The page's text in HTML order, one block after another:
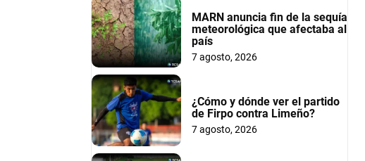
MARN anuncia fin de la sequía
meteorológica que afectaba al
país
7 agosto, 2026
¿Cómo y dónde ver el partido
de Firpo contra Limeño?
7 agosto, 2026